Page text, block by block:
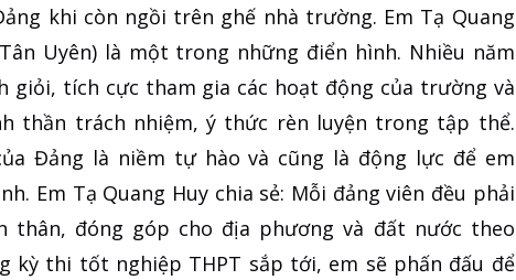
khi còn ngồi trên ghế nhà trường. Em Tạ Quang
Uyên) là một trong những điển hình. Nhiều năm
giỏi, tích cực tham gia các hoạt động của trường và
thần trách nhiệm, ý thức rèn luyện trong tập thể.
Đảng là niềm tự hào và cũng là động lực để em
Em Tạ Quang Huy chia sẻ: Mỗi đảng viên đều phải
thân, đóng góp cho địa phương và đất nước theo
kỳ thi tốt nghiệp THPT sắp tới, em sẽ phấn đấu để